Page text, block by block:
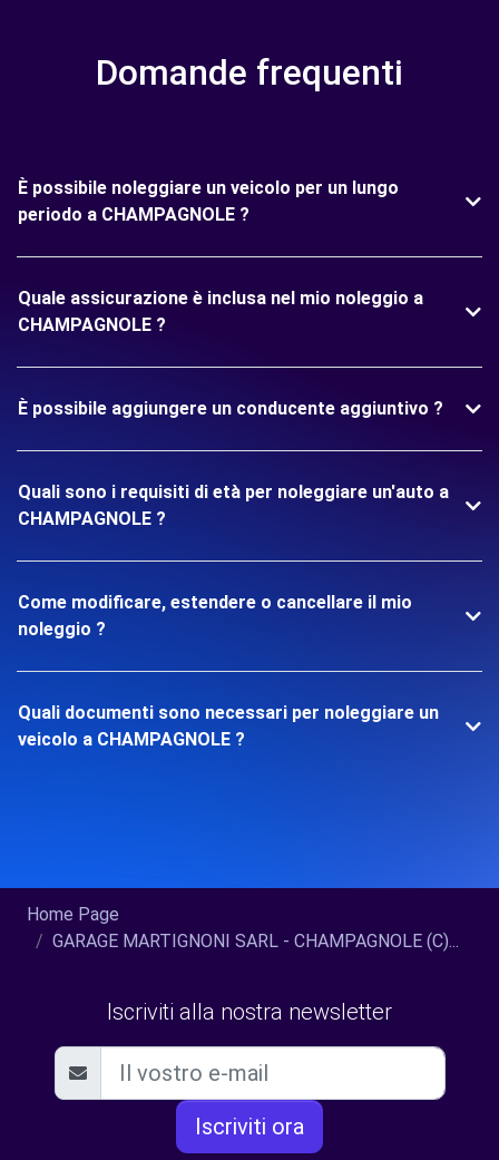
Domande frequenti
È possibile noleggiare un veicolo per un lungo
periodo a CHAMPAGNOLE ?
Quale assicurazione è inclusa nel mio noleggio a
CHAMPAGNOLE ?
È possibile aggiungere un conducente aggiuntivo ?
Quali sono i requisiti di età per noleggiare un'auto a
CHAMPAGNOLE ?
Come modificare, estendere o cancellare il mio
noleggio ?
Quali documenti sono necessari per noleggiare un
veicolo a CHAMPAGNOLE ?
Home Page
GARAGE MARTIGNONI SARL - CHAMPAGNOLE (C)...
Iscriviti alla nostra newsletter
Iscriviti ora